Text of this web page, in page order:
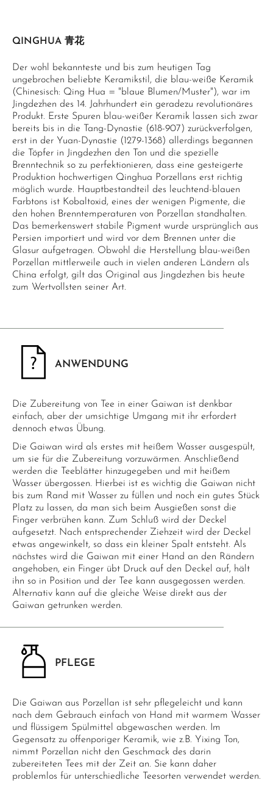
QINGHUA 青花
Der wohl bekannteste und bis zum heutigen Tag
ungebrochen beliebte Keramikstil, die blau-weiße Keramik
(Chinesisch: Qing Hua = "blaue Blumen/Muster"), war im
Jingdezhen des 14. Jahrhundert ein geradezu revolutionäres
Produkt. Erste Spuren blau-weißer Keramik lassen sich zwar
bereits bis in die Tang-Dynastie (618-907) zurückverfolgen,
erst in der Yuan-Dynastie (1279-1368) allerdings begannen
die Töpfer in Jingdezhen den Ton und die spezielle
Brenntechnik so zu perfektionieren, dass eine gesteigerte
Produktion hochwertigen Qinghua Porzellans erst richtig
möglich wurde. Hauptbestandteil des leuchtend-blauen
Farbtons ist Kobaltoxid, eines der wenigen Pigmente, die
den hohen Brenntemperaturen von Porzellan standhalten.
Das bemerkenswert stabile Pigment wurde ursprünglich aus
Persien importiert und wird vor dem Brennen unter die
Glasur aufgetragen. Obwohl die Herstellung blau-weißen
Porzellan mittlerweile auch in vielen anderen Ländern als
China erfolgt, gilt das Original aus Jingdezhen bis heute
zum Wertvollsten seiner Art.
ANWENDUNG
Die Zubereitung von Tee in einer Gaiwan ist denkbar
einfach, aber der umsichtige Umgang mit ihr erfordert
dennoch etwas Übung.
Die Gaiwan wird als erstes mit heißem Wasser ausgespült,
um sie für die Zubereitung vorzuwärmen. Anschließend
werden die Teeblätter hinzugegeben und mit heißem
Wasser übergossen. Hierbei ist es wichtig die Gaiwan nicht
bis zum Rand mit Wasser zu füllen und noch ein gutes Stück
Platz zu lassen, da man sich beim Ausgießen sonst die
Finger verbrühen kann. Zum Schluß wird der Deckel
aufgesetzt. Nach entsprechender Ziehzeit wird der Deckel
etwas angewinkelt, so dass ein kleiner Spalt entsteht. Als
nächstes wird die Gaiwan mit einer Hand an den Rändern
angehoben, ein Finger übt Druck auf den Deckel auf, hält
ihn so in Position und der Tee kann ausgegossen werden.
Alternativ kann auf die gleiche Weise direkt aus der
Gaiwan getrunken werden.
PFLEGE
Die Gaiwan aus Porzellan ist sehr pflegeleicht und kann
nach dem Gebrauch einfach von Hand mit warmem Wasser
und flüssigem Spülmittel abgewaschen werden. Im
Gegensatz zu offenporiger Keramik, wie z.B. Yixing Ton,
nimmt Porzellan nicht den Geschmack des darin
zubereiteten Tees mit der Zeit an. Sie kann daher
problemlos für unterschiedliche Teesorten verwendet werden.